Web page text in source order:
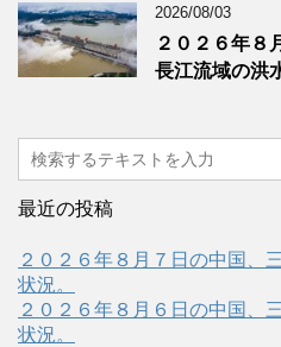
2026/08/03
２０２６年８
長江流域の洪
最近の投稿
２０２６年８月７日の中国、
状況。
２０２６年８月６日の中国、
状況。